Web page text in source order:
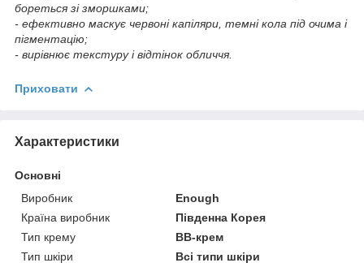
бореться зі зморшками;
- ефективно маскує червоні капіляри, темні кола під очима і
пігментацію;
- вирівнює текстуру і відтінок обличчя.
Приховати
Характеристики
Основні
Виробник
Enough
Країна виробник
Південна Корея
Тип крему
BB-крем
Тип шкіри
Всі типи шкіри